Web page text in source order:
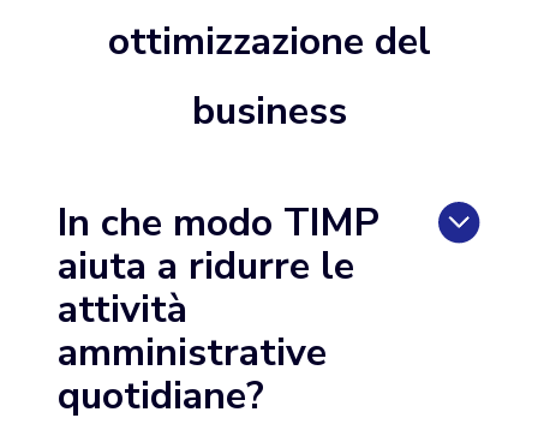
ottimizzazione del
business
In che modo TIMP
aiuta a ridurre le
attività
amministrative
quotidiane?